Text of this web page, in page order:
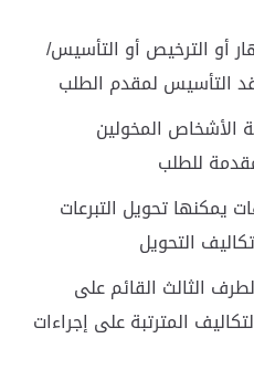
أو الترخيص أو التأسيس/
التأسيس لمقدم الطلب
الأشخاص المخولين
للطلب
يمكنها تحويل التبرعات
التحويل
الثالث القائم على
المترتبة على إجراءات